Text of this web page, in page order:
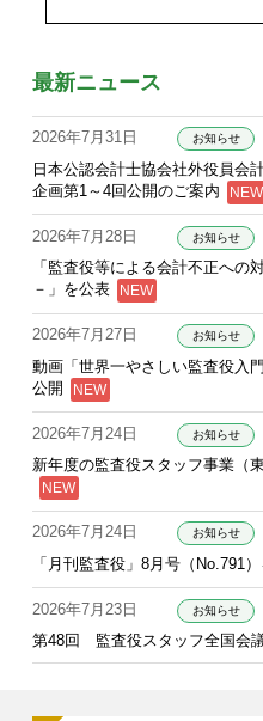
最新ニュース
2026年7月31日 お知らせ
日本公認会計士協会社外役員会
企画第1～4回公開のご案内
2026年7月28日 お知らせ
「監査役等による会計不正への
－」を公表
2026年7月27日 お知らせ
動画「世界一やさしい監査役入
公開
2026年7月24日 お知らせ
新年度の監査役スタッフ事業（
2026年7月24日 お知らせ
「月刊監査役」8月号（No.791
2026年7月23日 お知らせ
第48回 監査役スタッフ全国会